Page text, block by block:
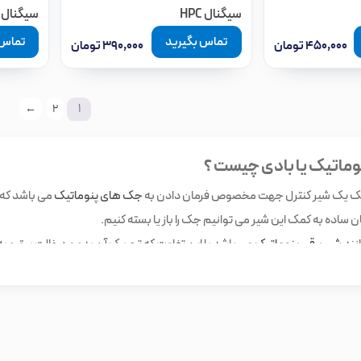
۴۵۰,۰۰۰تومان
سیگنال HPC
۳۹۰,۰۰۰تومان تماس بگیرید
سیگنال HPC
1
2
←
یا بادی چیست ؟
یک شیر کنترل جهت مخصوص فرمان دادن بهجک های پنوماتیکمی باشد
به کمک این شیر می توانیم جک را باز یا بسته کنیم.
شیر برقی پنوماتیک می باشد با این تفاوت که تحریک آن بدون دخالت برق